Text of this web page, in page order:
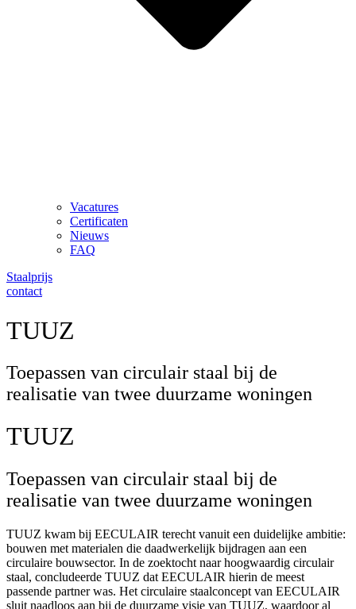
Vacatures
Certificaten
Nieuws
FAQ
Staalprijs
contact
TUUZ
Toepassen van circulair staal bij de
realisatie van twee duurzame woningen
TUUZ
Toepassen van circulair staal bij de
realisatie van twee duurzame woningen
TUUZ kwam bij EECULAIR terecht vanuit een duidelijke ambitie:
bouwen met materialen die daadwerkelijk bijdragen aan een
circulaire bouwsector. In de zoektocht naar hoogwaardig circulair
staal, concludeerde TUUZ dat EECULAIR hierin de meest
passende partner was. Het circulaire staalconcept van EECULAIR
sluit naadloos aan bij de duurzame visie van TUUZ, waardoor al